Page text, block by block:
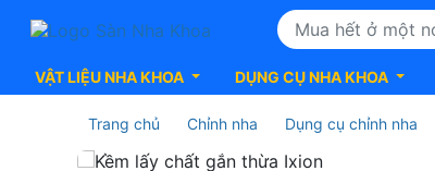
VẬT LIỆU NHA KHOA DỤNG CỤ NHA KHOA
Trang chủ Chỉnh nha Dụng cụ chỉnh nha